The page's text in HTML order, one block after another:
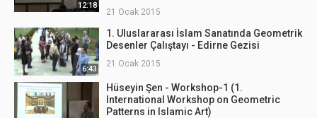
12:18
21 Ocak 2015
6:43
1. Uluslararası İslam Sanatında Geometrik
Desenler Çalıştayı - Edirne Gezisi
21 Ocak 2015
Hüseyin Şen - Workshop-1 (1.
International Workshop on Geometric
Patterns in Islamic Art)